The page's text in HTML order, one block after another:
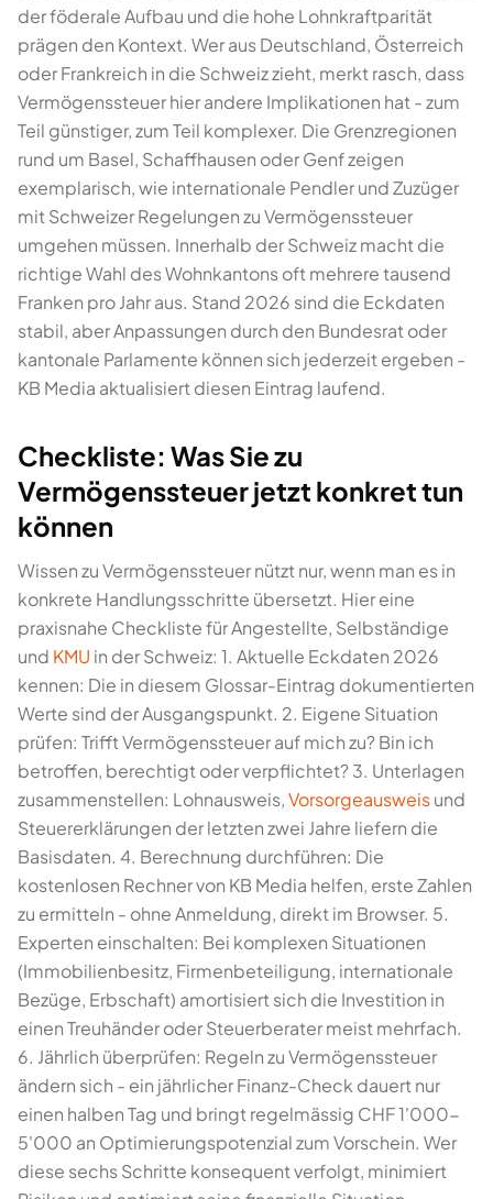
der föderale Aufbau und die hohe Lohnkraftparität
prägen den Kontext. Wer aus Deutschland, Österreich
oder Frankreich in die Schweiz zieht, merkt rasch, dass
Vermögenssteuer hier andere Implikationen hat - zum
Teil günstiger, zum Teil komplexer. Die Grenzregionen
rund um Basel, Schaffhausen oder Genf zeigen
exemplarisch, wie internationale Pendler und Zuzüger
mit Schweizer Regelungen zu Vermögenssteuer
umgehen müssen. Innerhalb der Schweiz macht die
richtige Wahl des Wohnkantons oft mehrere tausend
Franken pro Jahr aus. Stand 2026 sind die Eckdaten
stabil, aber Anpassungen durch den Bundesrat oder
kantonale Parlamente können sich jederzeit ergeben -
KB Media aktualisiert diesen Eintrag laufend.
Checkliste: Was Sie zu
Vermögenssteuer jetzt konkret tun
können
Wissen zu Vermögenssteuer nützt nur, wenn man es in
konkrete Handlungsschritte übersetzt. Hier eine
praxisnahe Checkliste für Angestellte, Selbständige
und KMU in der Schweiz: 1. Aktuelle Eckdaten 2026
kennen: Die in diesem Glossar-Eintrag dokumentierten
Werte sind der Ausgangspunkt. 2. Eigene Situation
prüfen: Trifft Vermögenssteuer auf mich zu? Bin ich
betroffen, berechtigt oder verpflichtet? 3. Unterlagen
zusammenstellen: Lohnausweis,Vorsorgeausweisund
Steuererklärungen der letzten zwei Jahre liefern die
Basisdaten. 4. Berechnung durchführen: Die
kostenlosen Rechner von KB Media helfen, erste Zahlen
zu ermitteln - ohne Anmeldung, direkt im Browser. 5.
Experten einschalten: Bei komplexen Situationen
(Immobilienbesitz, Firmenbeteiligung, internationale
Bezüge, Erbschaft) amortisiert sich die Investition in
einen Treuhänder oder Steuerberater meist mehrfach.
6. Jährlich überprüfen: Regeln zu Vermögenssteuer
ändern sich - ein jährlicher Finanz-Check dauert nur
einen halben Tag und bringt regelmässig CHF 1'000-
5'000 an Optimierungspotenzial zum Vorschein. Wer
diese sechs Schritte konsequent verfolgt, minimiert